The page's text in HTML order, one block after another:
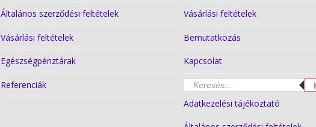
Általános szerződési feltételek
Vásárlási feltételek
Egészségpénztárak
Referenciák
Vásárlási feltételek
Bemutatkozás
Kapcsolat
Products
search
Adatkezelési tájékoztató